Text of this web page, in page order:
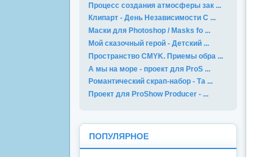
Процесс создания атмосферы зак ...
Клипарт - День Независимости С ...
Маски для Photoshop / Masks fo ...
Мой сказочный герой - Детский ...
Пространство CMYK. Приемы обра ...
А мы на море - проект для ProS ...
Романтический скрап-набор - Та ...
Проект для ProShow Producer - ...
ПОПУЛЯРНОЕ